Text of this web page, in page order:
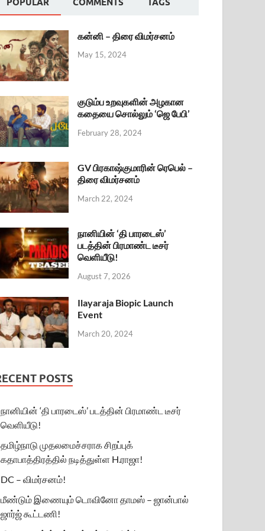
POPULAR COMMENTS TAGS
கன்னி – திரை விமர்சனம்
May 15, 2024
குடும்ப உறவுகளின் அழகான
கதையை சொல்லும் ‘ஜெ பேபி’
February 28, 2024
GV பிரகாஷ்குமாரின் ரெபெல் –
திரை விமர்சனம்
March 22, 2024
நானியின் ‘தி பாரடைஸ்’
படத்தின் பிரமாண்ட டீசர்
வெளியீடு!
August 7, 2026
Ilayaraja Biopic Launch
Event
March 20, 2024
POSTS
நானியின் ‘தி பாரடைஸ்’ படத்தின் பிரமாண்ட டீசர்
வெளியீடு!
தமிழ்நாடு முதலமைச்சராக சிறப்புக்
கதாபாத்திரத்தில் நடித்துள்ள H.ராஜா!
DC – விமர்சனம்!
மீண்டும் இணையும் டொவினோ தாமஸ் – ஜான்பால்
ஜார்ஜ் கூட்டணி!